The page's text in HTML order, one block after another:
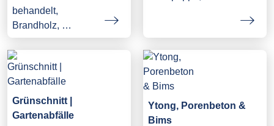
behandelt,
Brandholz, …
Grünschnitt |
Gartenabfälle
Ytong, Porenbeton &
Bims